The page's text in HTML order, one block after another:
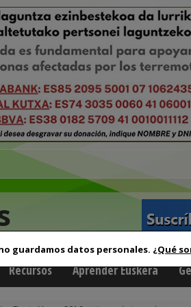
guardamos datos personales. ¿Qué
Recursos Aprender Euskera